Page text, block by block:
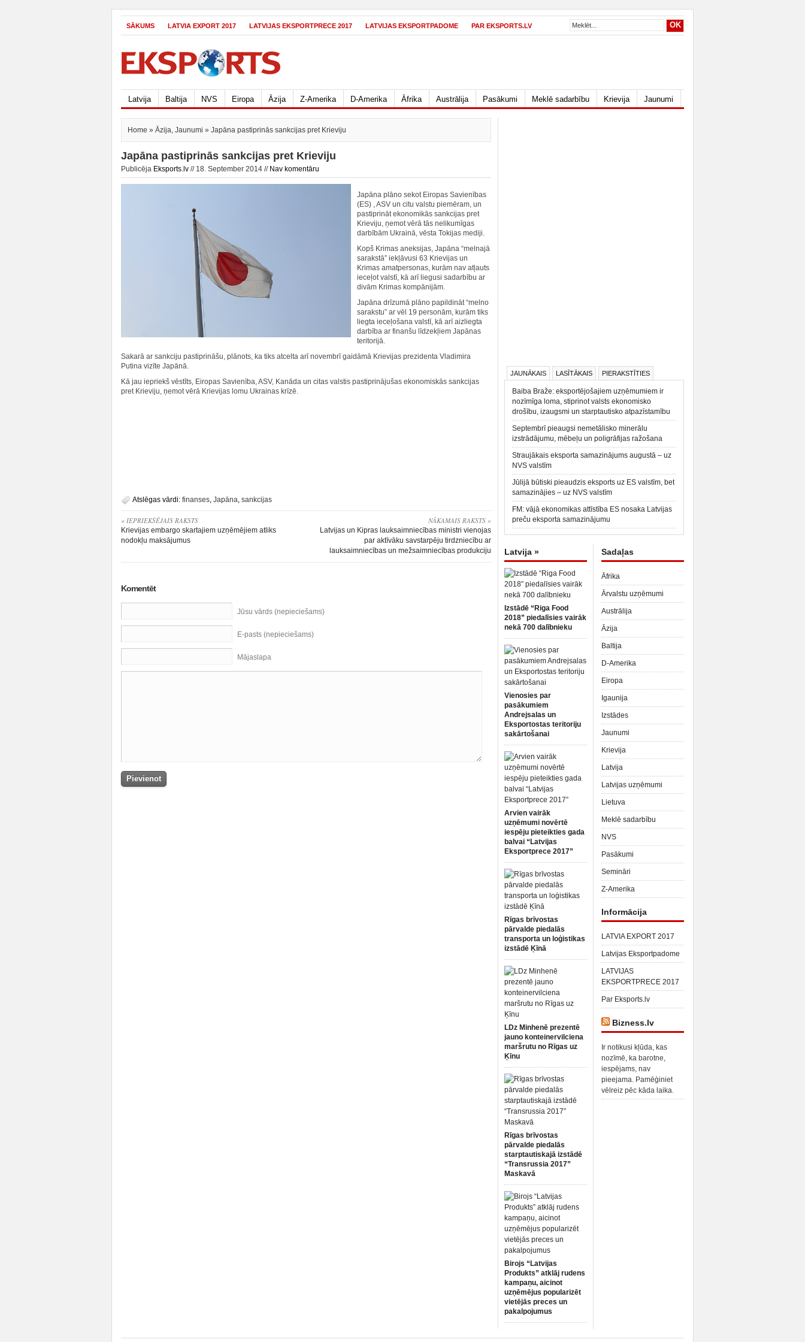
SĀKUMS LATVIA EXPORT 2017 LATVIJAS EKSPORTPRECE 2017 LATVIJAS EKSPORTPADOME PAR EKSPORTS.LV
Latvija Baltija NVS Eiropa Āzija Z-Amerika D-Amerika Āfrika Austrālija Pasākumi Meklē sadarbību Krievija Jaunumi
Home » Āzija, Jaunumi » Japāna pastiprinās sankcijas pret Krieviju
Japāna pastiprinās sankcijas pret Krieviju
Publicēja Eksports.lv // 18. September 2014 // Nav komentāru
Japāna plāno sekot Eiropas Savienības
(ES) , ASV un citu valstu piemēram, un
pastiprināt ekonomikās sankcijas pret
Krieviju, ņemot vērā tās nelikumīgas
darbībām Ukrainā, vēsta Tokijas mediji.
Kopš Krimas aneksijas, Japāna “melnajā
sarakstā” iekļāvusi 63 Krievijas un
Krimas amatpersonas, kurām nav atļauts
ieceļot valstī, kā arī liegusi sadarbību ar
divām Krimas kompānijām.
Japāna drīzumā plāno papildināt “melno
sarakstu” ar vēl 19 personām, kurām tiks
liegta ieceļošana valstī, kā arī aizliegta
darbība ar finanšu līdzekļiem Japānas
teritorijā.
Sakarā ar sankciju pastiprināšu, plānots, ka tiks atcelta arī novembrī gaidāmā Krievijas prezidenta Vladimira
Putina vizīte Japānā.
Kā jau iepriekš vēstīts, Eiropas Savienība, ASV, Kanāda un citas valstis pastiprinājušas ekonomiskās sankcijas
pret Krieviju, ņemot vērā Krievijas lomu Ukrainas krīzē.
Atslēgas vārdi: finanses, Japāna, sankcijas
« IEPRIEKŠĒJAIS RAKSTS
Krievijas embargo skartajiem uzņēmējiem atliks
nodokļu maksājumus
NĀKAMAIS RAKSTS »
Latvijas un Kipras lauksaimniecības ministri vienojas
par aktīvāku savstarpēju tirdzniecību ar
lauksaimniecības un mežsaimniecības produkciju
Komentēt
Jūsu vārds (nepieciešams)
E-pasts (nepieciešams)
Mājaslapa
JAUNĀKAIS LASĪTĀKAIS PIERAKSTĪTIES
Baiba Braže: eksportējošajiem uzņēmumiem ir
nozīmīga loma, stiprinot valsts ekonomisko
drošību, izaugsmi un starptautisko atpazīstamību
Septembrī pieaugsi nemetālisko minerālu
izstrādājumu, mēbeļu un poligrāfijas ražošana
Straujākais eksporta samazinājums augustā – uz
NVS valstīm
Jūlijā būtiski pieaudzis eksports uz ES valstīm, bet
samazinājies – uz NVS valstīm
FM: vājā ekonomikas attīstība ES nosaka Latvijas
preču eksporta samazinājumu
Latvija »
Izstādē “Riga Food
2018” piedalīsies vairāk
nekā 700 dalībnieku
Vienosies par
pasākumiem
Andrejsalas un
Eksportostas teritoriju
sakārtošanai
Arvien vairāk
uzņēmumi novērtē
iespēju pieteikties gada
balvai “Latvijas
Eksportprece 2017”
Rīgas brīvostas
pārvalde piedalās
transporta un loģistikas
izstādē Ķīnā
LDz Minhenē prezentē
jauno konteinervilciena
maršrutu no Rīgas uz
Ķīnu
Rīgas brīvostas
pārvalde piedalās
starptautiskajā izstādē
“Transrussia 2017”
Maskavā
Birojs “Latvijas
Produkts” atklāj rudens
kampaņu, aicinot
uzņēmējus popularizēt
vietējās preces un
pakalpojumus
Sadaļas
Āfrika
Ārvalstu uzņēmumi
Austrālija
Āzija
Baltija
D-Amerika
Eiropa
Igaunija
Izstādes
Jaunumi
Krievija
Latvija
Latvijas uzņēmumi
Lietuva
Meklē sadarbību
NVS
Pasākumi
Semināri
Z-Amerika
Informācija
LATVIA EXPORT 2017
Latvijas Eksportpadome
LATVIJAS
EKSPORTPRECE 2017
Par Eksports.lv
Bizness.lv
Ir notikusi kļūda, kas
nozīmē, ka barotne,
iespējams, nav
pieejama. Pamēģiniet
vēlreiz pēc kāda laika.